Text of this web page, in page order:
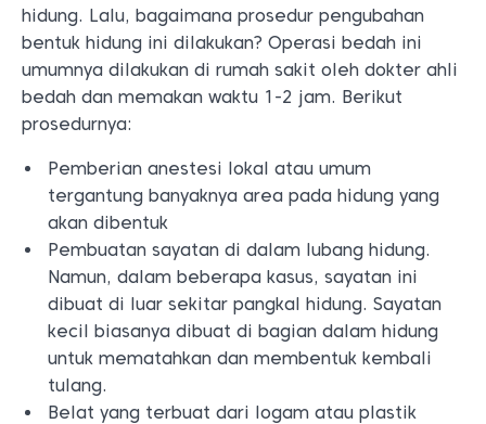
hidung. Lalu, bagaimana prosedur pengubahan
bentuk hidung ini dilakukan? Operasi bedah ini
umumnya dilakukan di rumah sakit oleh dokter ahli
bedah dan memakan waktu 1-2 jam. Berikut
prosedurnya:
Pemberian anestesi lokal atau umum
tergantung banyaknya area pada hidung yang
akan dibentuk
Pembuatan sayatan di dalam lubang hidung.
Namun, dalam beberapa kasus, sayatan ini
dibuat di luar sekitar pangkal hidung. Sayatan
kecil biasanya dibuat di bagian dalam hidung
untuk mematahkan dan membentuk kembali
tulang.
Belat yang terbuat dari logam atau plastik